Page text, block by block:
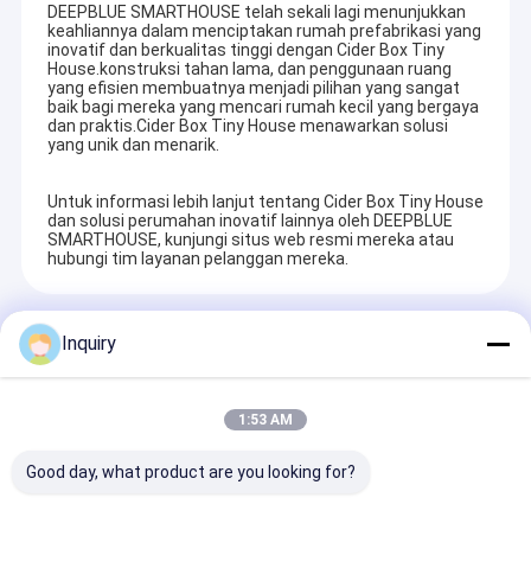
Kit Rumah Pabrikan
Shelter Darurat Portabel
Studio Taman Pabrikan
Rumah Kecil Prefabrikasi
Rumah Prefabrikasi
Rumah Seluler Pabrikan
Rumah Bungalo Prefab
Bungalo Pantai Rumah
DEEPBLUE SMARTHOUSE telah sekali lagi menunjukkan
keahliannya dalam menciptakan rumah prefabrikasi yang
inovatif dan berkualitas tinggi dengan Cider Box Tiny
House.konstruksi tahan lama, dan penggunaan ruang
yang efisien membuatnya menjadi pilihan yang sangat
baik bagi mereka yang mencari rumah kecil yang bergaya
dan praktis.Cider Box Tiny House menawarkan solusi
yang unik dan menarik.
Untuk informasi lebih lanjut tentang Cider Box Tiny House
dan solusi perumahan inovatif lainnya oleh DEEPBLUE
SMARTHOUSE, kunjungi situs web resmi mereka atau
hubungi tim layanan pelanggan mereka.
Produk Yang Direkomendasikan
Perusahaan kami beroperasi dengan desain kelas dunia, sistem
produksi yang tak tertandingi, tinggi
Kami telah mengekspor ke lebih dari
lebih dari 60 negara untuk pelanggan seperti Anda, dari seluruh
seperti Anda, dari seluruh dunia
dunia, yang telah menyaksikan mimpi mereka menjadi hidup
insinyur struktur baja berpengalaman kami dan tim desain
Inquiry
1:53 AM
Good day, what product are you looking for?